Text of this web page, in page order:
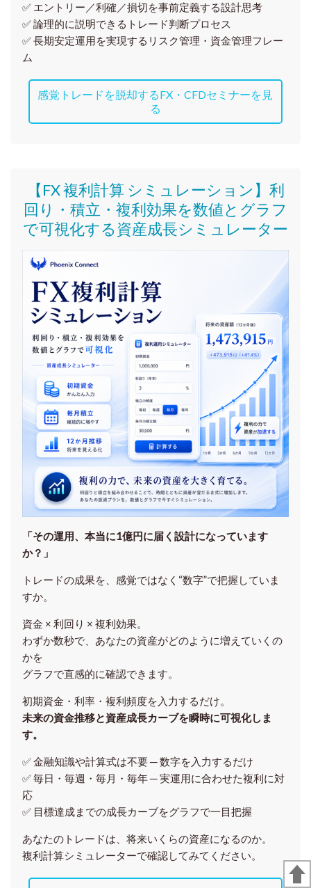
✅ エントリー／利確／損切を事前定義する設計思考
✅ 論理的に説明できるトレード判断プロセス
✅ 長期安定運用を実現するリスク管理・資金管理フレー
ム
感覚トレードを脱却するFX・CFDセミナーを見
る
【FX 複利計算 シミュレーション】利
回り・積立・複利効果を数値とグラフ
で可視化する資産成長シミュレーター
「その運用、本当に1億円に届く設計になっています
か？」
トレードの成果を、感覚ではなく“数字”で把握していま
すか。
資金 × 利回り × 複利効果。
わずか数秒で、あなたの資産がどのように増えていくの
かを
グラフで直感的に確認できます。
初期資金・利率・複利頻度を入力するだけ。
未来の資金推移と資産成長カーブを瞬時に可視化しま
す。
✅ 金融知識や計算式は不要 ─ 数字を入力するだけ
✅ 毎日・毎週・毎月・毎年 ─ 実運用に合わせた複利に対
応
✅ 目標達成までの成長カーブをグラフで一目把握
あなたのトレードは、将来いくらの資産になるのか。
複利計算シミュレーターで確認してみてください。